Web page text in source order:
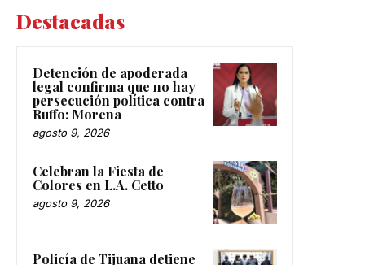
Destacadas
Detención de apoderada
legal confirma que no hay
persecución política contra
Ruffo: Morena
agosto 9, 2026
Celebran la Fiesta de
Colores en L.A. Cetto
agosto 9, 2026
Policía de Tijuana detiene